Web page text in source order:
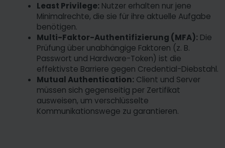
Least Privilege: Nutzer erhalten nur jene
Minimalrechte, die sie für ihre aktuelle Aufgabe
benötigen.
Multi-Faktor-Authentifizierung (MFA): Die
Prüfung über unabhängige Faktoren (z. B.
Passwort und Hardware-Token) ist die
effektivste Barriere gegen Credential-Diebstahl.
Mutual Authentication: Client und Server
müssen sich gegenseitig per Zertifikat
ausweisen, um verschlüsselte
Kommunikationswege zu garantieren.